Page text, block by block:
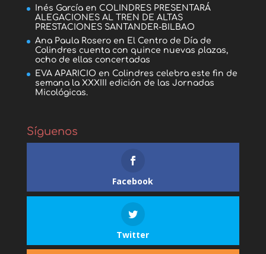
Inés Garcíaen COLINDRES PRESENTARÁ
ALEGACIONES AL TREN DE ALTAS
PRESTACIONES SANTANDER-BILBAO
Ana Paula Roseroen El Centro de Día de
Colindres cuenta con quince nuevas plazas,
ocho de ellas concertadas
EVA APARICIO en Colindres celebra este fin de
semana la XXXIII edición de las Jornadas
Micológicas.
Síguenos
Facebook
Twitter